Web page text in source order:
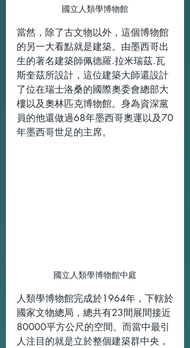
國立人類學博物館
當然，除了古文物以外，這個博物館
的另一大看點就是建築。由墨西哥出
生的著名建築師佩德羅.拉米瑞茲.瓦
斯奎茲所設計，這位建築大師還設計
了位在瑞士洛桑的國際奧委會總部大
樓以及奧林匹克博物館。身為資深黨
員的他還做過68年墨西哥奧運以及70
年墨西哥世足的主席。
國立人類學博物館中庭
人類學博物館完成於1964年，下轄於
國家文物總局，總共有23間展間接近
80000平方公尺的空間。而當中最引
人注目的就是立於整個建築群中央，